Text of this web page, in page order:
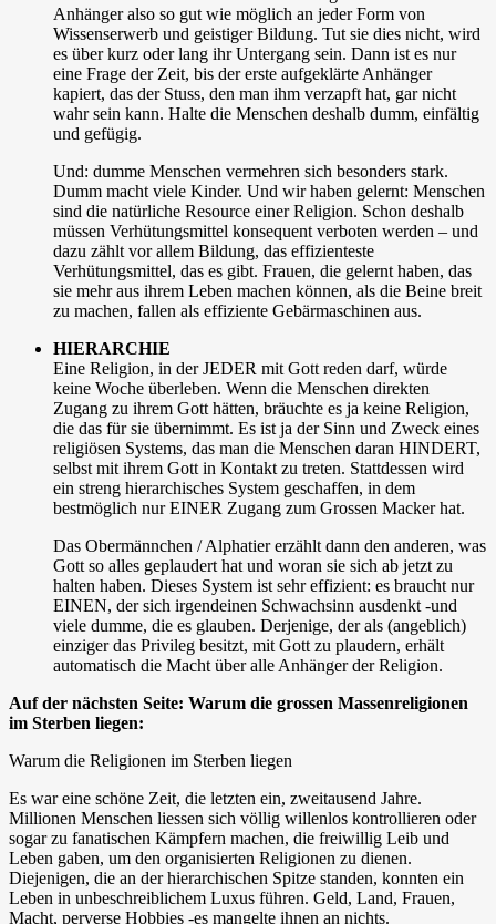
Anhänger also so gut wie möglich an jeder Form von
Wissenserwerb und geistiger Bildung. Tut sie dies nicht, wird
es über kurz oder lang ihr Untergang sein. Dann ist es nur
eine Frage der Zeit, bis der erste aufgeklärte Anhänger
kapiert, das der Stuss, den man ihm verzapft hat, gar nicht
wahr sein kann. Halte die Menschen deshalb dumm, einfältig
und gefügig.
Und: dumme Menschen vermehren sich besonders stark.
Dumm macht viele Kinder. Und wir haben gelernt: Menschen
sind die natürliche Resource einer Religion. Schon deshalb
müssen Verhütungsmittel konsequent verboten werden – und
dazu zählt vor allem Bildung, das effizienteste
Verhütungsmittel, das es gibt. Frauen, die gelernt haben, das
sie mehr aus ihrem Leben machen können, als die Beine breit
zu machen, fallen als effiziente Gebärmaschinen aus.
HIERARCHIE
Eine Religion, in der JEDER mit Gott reden darf, würde
keine Woche überleben. Wenn die Menschen direkten
Zugang zu ihrem Gott hätten, bräuchte es ja keine Religion,
die das für sie übernimmt. Es ist ja der Sinn und Zweck eines
religiösen Systems, das man die Menschen daran HINDERT,
selbst mit ihrem Gott in Kontakt zu treten. Stattdessen wird
ein streng hierarchisches System geschaffen, in dem
bestmöglich nur EINER Zugang zum Grossen Macker hat.
Das Obermännchen / Alphatier erzählt dann den anderen, was
Gott so alles geplaudert hat und woran sie sich ab jetzt zu
halten haben. Dieses System ist sehr effizient: es braucht nur
EINEN, der sich irgendeinen Schwachsinn ausdenkt -und
viele dumme, die es glauben. Derjenige, der als (angeblich)
einziger das Privileg besitzt, mit Gott zu plaudern, erhält
automatisch die Macht über alle Anhänger der Religion.
Auf der nächsten Seite: Warum die grossen Massenreligionen
im Sterben liegen:
Warum die Religionen im Sterben liegen
Es war eine schöne Zeit, die letzten ein, zweitausend Jahre.
Millionen Menschen liessen sich völlig willenlos kontrollieren oder
sogar zu fanatischen Kämpfern machen, die freiwillig Leib und
Leben gaben, um den organisierten Religionen zu dienen.
Diejenigen, die an der hierarchischen Spitze standen, konnten ein
Leben in unbeschreiblichem Luxus führen. Geld, Land, Frauen,
Macht, perverse Hobbies -es mangelte ihnen an nichts.